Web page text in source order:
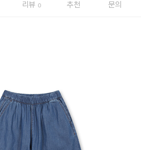
리뷰 0 추천 문의